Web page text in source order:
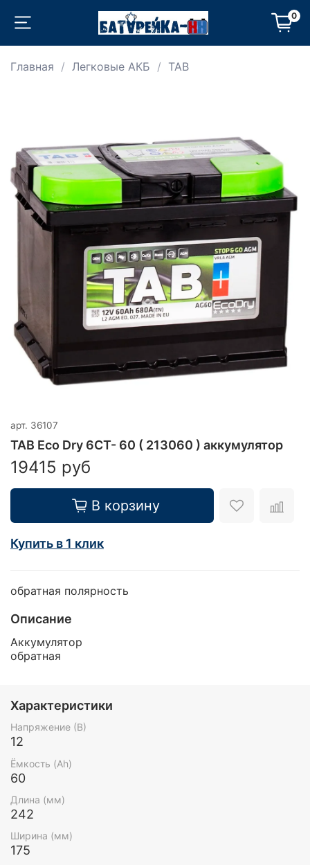
0
Главная Легковые АКБ TAB
арт. 36107
TAB Eco Dry 6CT- 60 ( 213060 ) аккумулятор
19415 руб
В корзину
Купить в 1 клик
обратная полярность
Описание
Аккумулятор
обратная
Характеристики
Напряжение (В)
12
Ёмкость (Ah)
60
Длина (мм)
242
Ширина (мм)
175